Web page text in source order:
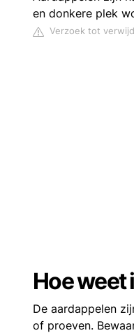
en donkere plek
Verzoek tot
Hoe weet
De aardappelen
of proeven.